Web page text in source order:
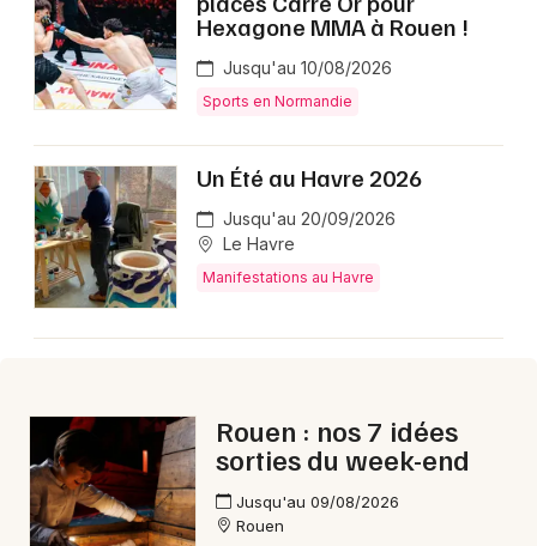
Aujourd'hui dans la Seine-Maritime
Aujourd'hui en Haute-Normandie
Newsletter des sorties
Artistes en tournée
Magazine au Havre
Hexagone MMA à Rouen !
Jusqu'au 10/08/2026
Sports en Normandie
Un Été au Havre 2026
Jusqu'au 20/09/2026
Le Havre
Manifestations au Havre
Rouen : nos 7 idées
sorties du week-end
Jusqu'au 09/08/2026
Rouen